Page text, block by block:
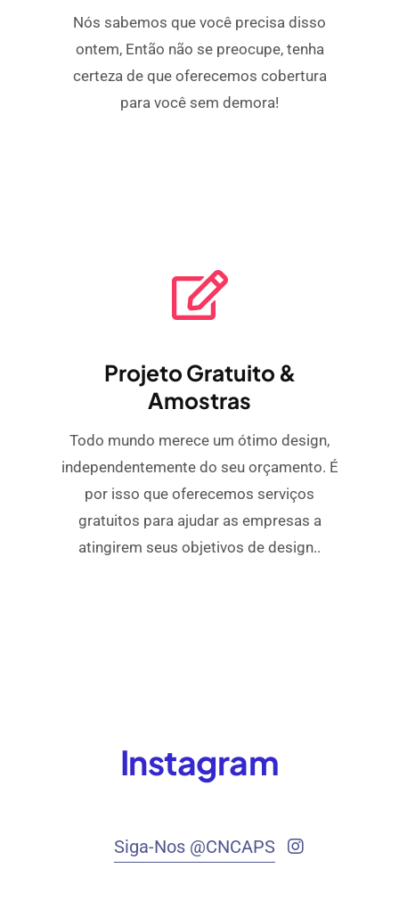
Nós sabemos que você precisa disso
ontem, Então não se preocupe, tenha
certeza de que oferecemos cobertura
para você sem demora!
Projeto Gratuito &
Amostras
Todo mundo merece um ótimo design,
independentemente do seu orçamento. É
por isso que oferecemos serviços
gratuitos para ajudar as empresas a
atingirem seus objetivos de design..
Instagram
Siga-Nos @CNCAPS